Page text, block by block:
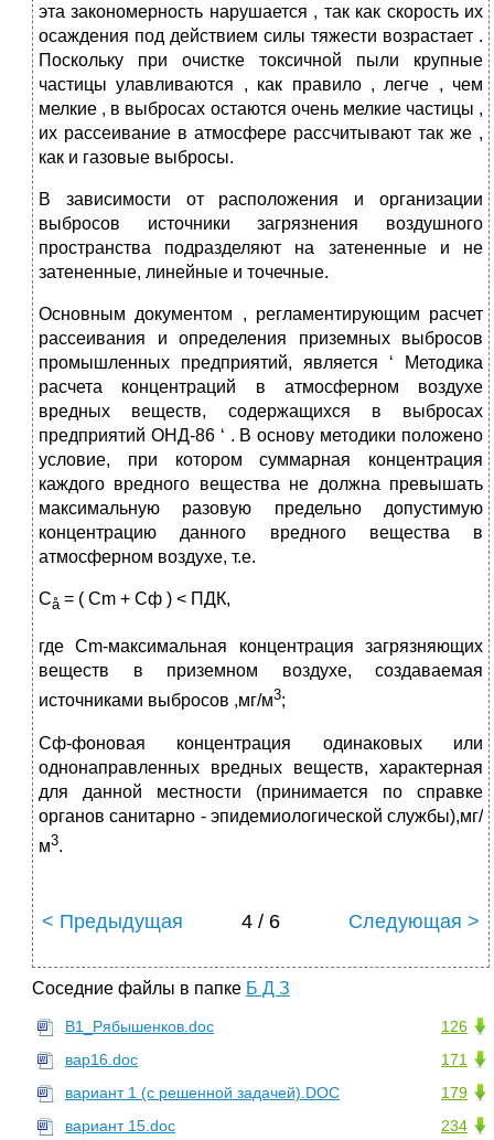
эта закономерность нарушается , так как скорость их
осаждения под действием силы тяжести возрастает .
Поскольку при очистке токсичной пыли крупные
частицы улавливаются , как правило , легче , чем
мелкие , в выбросах остаются очень мелкие частицы ,
их рассеивание в атмосфере рассчитывают так же ,
как и газовые выбросы.
В зависимости от расположения и организации
выбросов источники загрязнения воздушного
пространства подразделяют на затененные и не
затененные, линейные и точечные.
Основным документом , регламентирующим расчет
рассеивания и определения приземных выбросов
промышленных предприятий, является ‘ Методика
расчета концентраций в атмосферном воздухе
вредных веществ, содержащихся в выбросах
предприятий ОНД-86 ‘ . В основу методики положено
условие, при котором суммарная концентрация
каждого вредного вещества не должна превышать
максимальную разовую предельно допустимую
концентрацию данного вредного вещества в
атмосферном воздухе, т.е.
Cå = ( Cm + Cф ) < ПДК,
где Сm-максимальная концентрация загрязняющих
веществ в приземном воздухе, создаваемая
источниками выбросов ,мг/м3;
Cф-фоновая концентрация одинаковых или
однонаправленных вредных веществ, характерная
для данной местности (принимается по справке
органов санитарно - эпидемиологической службы),мг/
м3.
< Предыдущая 4 / 6 Следующая >
Соседние файлы в папке Б Д З
126
В1_Рябышенков.doc
171
вар16.doc
179
вариант 1 (с решенной задачей).DOC
234
вариант 15.doc